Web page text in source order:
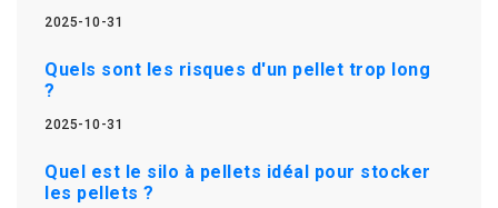
2025-10-31
Quels sont les risques d'un pellet trop long
?
2025-10-31
Quel est le silo à pellets idéal pour stocker
les pellets ?